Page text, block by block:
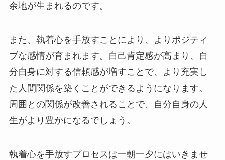
余地が生まれるのです。
また、執着心を手放すことにより、よりポジティ
ブな感情が育まれます。自己肯定感が高まり、自
分自身に対する信頼感が増すことで、より充実し
た人間関係を築くことができるようになります。
周囲との関係が改善されることで、自分自身の人
生がより豊かになるでしょう。
執着心を手放すプロセスは一朝一夕にはいきませ